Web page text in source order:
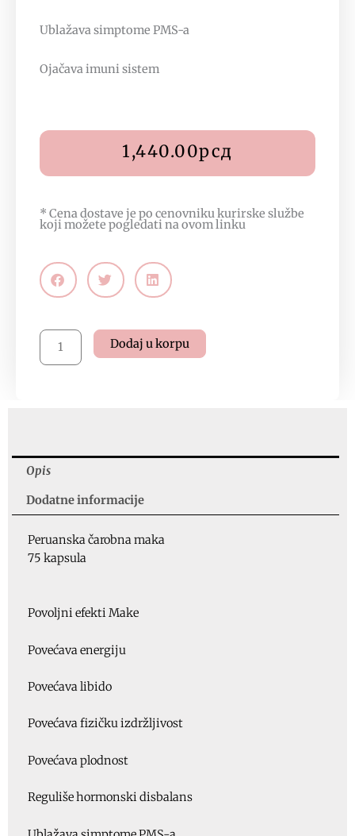
Ublažava simptome PMS-a
Ojačava imuni sistem
1,440.00рсд
* Cena dostave je po cenovniku kurirske službe
koji možete pogledati naovom linku
Peruanska
čarobna
Dodaj u korpu
Opis
Dodatne informacije
Peruanska čarobna maka
75 kapsula
Povoljni efekti Make
Povećava energiju
Povećava libido
Povećava fizičku izdržljivost
Povećava plodnost
Reguliše hormonski disbalans